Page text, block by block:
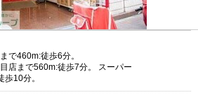
で460m:徒歩6分。
店まで560m:徒歩7分。 スーパー
10分。